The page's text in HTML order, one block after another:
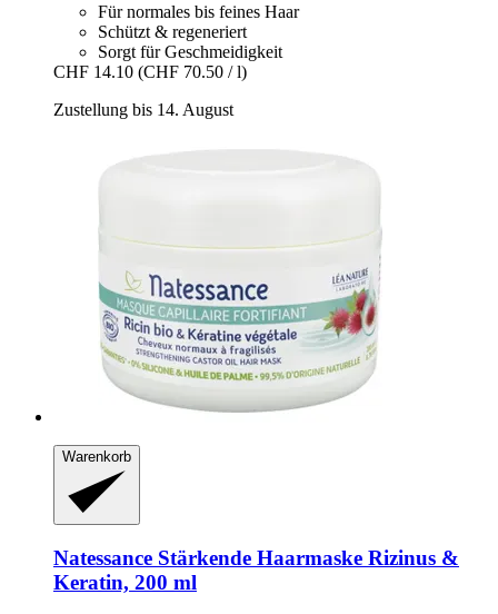
Für normales bis feines Haar
Schützt & regeneriert
Sorgt für Geschmeidigkeit
CHF 14.10 (CHF 70.50 / l)
Zustellung bis 14. August
Warenkorb
Natessance Stärkende Haarmaske Rizinus &
Keratin, 200 ml